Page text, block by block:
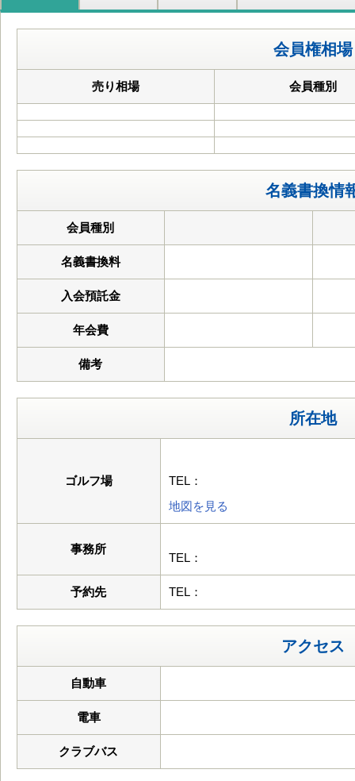
会員権相場
売り相場 会員種別
名義書換情
会員種別
名義書換料
入会預託金
年会費
備考
所在地
ゴルフ場
TEL：
地図を見る
事務所
TEL：
予約先 TEL：
アクセス
自動車
電車
クラブバス